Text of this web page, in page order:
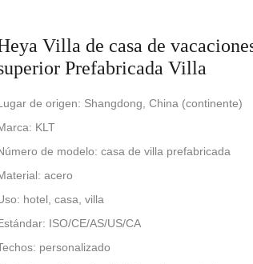
Villa de casa de
Prefabricada Villa
de origen: Shangdong, China (continente)
KLT
de modelo: casa de villa prefabricada
acero
hotel, casa, villa
ISO/CE/AS/US/CA
personalizado